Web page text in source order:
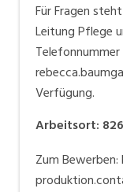
Für Fragen
Leitung Pflege
Verfügung.
Arbeitsort:
Zum